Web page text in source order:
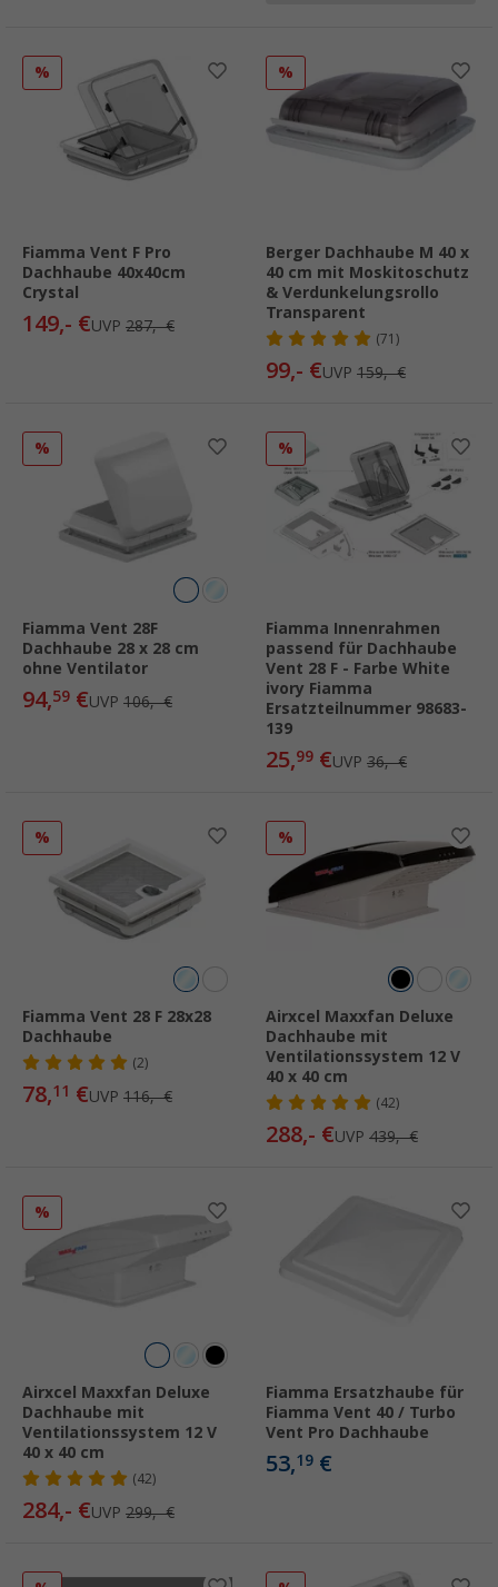
%
Fiamma Vent F Pro
Dachhaube 40x40cm
Crystal
149,- €UVP 287,- €
%
Berger Dachhaube M 40 x
40 cm mit Moskitoschutz
& Verdunkelungsrollo
Transparent
(71)
99,- €UVP 159,- €
%
Fiamma Vent 28F
Dachhaube 28 x 28 cm
ohne Ventilator
94,59 €UVP 106,- €
%
Fiamma Innenrahmen
passend für Dachhaube
Vent 28 F - Farbe White
ivory Fiamma
Ersatzteilnummer 98683-
139
25,99 €UVP 36,- €
%
Fiamma Vent 28 F 28x28
Dachhaube
(2)
78,11 €UVP 116,- €
%
Airxcel Maxxfan Deluxe
Dachhaube mit
Ventilationssystem 12 V
40 x 40 cm
(42)
288,- €UVP 439,- €
%
Airxcel Maxxfan Deluxe
Dachhaube mit
Ventilationssystem 12 V
40 x 40 cm
(42)
284,- €UVP 299,- €
Fiamma Ersatzhaube für
Fiamma Vent 40 / Turbo
Vent Pro Dachhaube
53,19 €